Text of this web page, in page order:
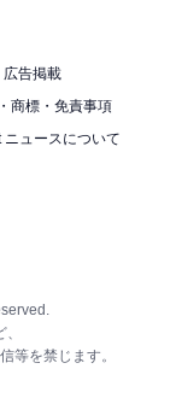
広告掲載
商標・免責事項
ニュースについて
等を禁じます。